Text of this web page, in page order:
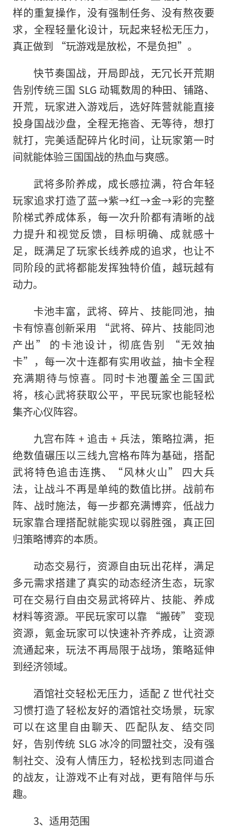
样的重复操作，没有强制任务、没有熬夜要
求，全程轻量化设计，玩起来轻松无压力，
真正做到 “玩游戏是放松，不是负担”。
快节奏国战，开局即战，无冗长开荒期
告别传统三国 SLG 动辄数周的种田、铺路、
开荒，玩家进入游戏后，选好阵营就能直接
投身国战沙盘，全程无拖沓、无等待，想打
就打，完美适配碎片化时间，让玩家第一时
间就能体验三国国战的热血与爽感。
武将多阶养成，成长感拉满，符合年轻
玩家追求打造了蓝→紫→红→金→彩的完整
阶梯式养成体系，每一次升阶都有清晰的战
力提升和视觉反馈，目标明确、成就感十
足，既满足了玩家长线养成的追求，也让不
同阶段的武将都能发挥独特价值，越玩越有
动力。
卡池丰富，武将、碎片、技能同池，抽
卡有惊喜创新采用 “武将、碎片、技能同池
产出” 的卡池设计，彻底告别 “无效抽
卡”，每一次十连都有实用收益，抽卡全程
充满期待与惊喜。同时卡池覆盖全三国武
将，核心武将获取公平，平民玩家也能轻松
集齐心仪阵容。
九宫布阵 + 追击 + 兵法，策略拉满，拒
绝数值碾压以三线九宫格布阵为基础，搭配
武将特色追击连携、“风林火山” 四大兵
法，让战斗不再是单纯的数值比拼。战前布
阵、战时施法，每一步都充满博弈，低战力
玩家靠合理搭配就能实现以弱胜强，真正回
归策略博弈的本质。
动态交易行，资源自由玩出花样，满足
多元需求搭建了真实的动态经济生态，玩家
可在交易行自由交易武将碎片、技能、养成
材料等资源。平民玩家可以靠 “搬砖” 变现
资源，氪金玩家可以快速补齐养成，让资源
流通起来，玩法不再局限于战场，策略延伸
到经济领域。
酒馆社交轻松无压力，适配 Z 世代社交
习惯打造了轻松友好的酒馆社交场景，玩家
可以在这里自由聊天、匹配队友、结交同
好，告别传统 SLG 冰冷的同盟社交，没有强
制社交、没有人情压力，轻松找到志同道合
的战友，让游戏不止有对战，更有陪伴与乐
趣。
3、适用范围